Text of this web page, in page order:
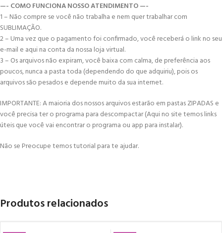
—- COMO FUNCIONA NOSSO ATENDIMENTO —-
1 – Não compre se você não trabalha e nem quer trabalhar com
SUBLIMAÇÃO.
2 – Uma vez que o pagamento foi confirmado, você receberá o link no seu
e-mail e aqui na conta da nossa loja virtual.
3 – Os arquivos não expiram, você baixa com calma, de preferência aos
poucos, nunca a pasta toda (dependendo do que adquiriu), pois os
arquivos são pesados e depende muito da sua internet.
IMPORTANTE: A maioria dos nossos arquivos estarão em pastas ZIPADAS e
você precisa ter o programa para descompactar (Aqui no site temos links
úteis que você vai encontrar o programa ou app para instalar).
Não se Preocupe temos tutorial para te ajudar.
Produtos relacionados